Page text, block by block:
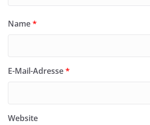
Name*
E-Mail-Adresse*
Website